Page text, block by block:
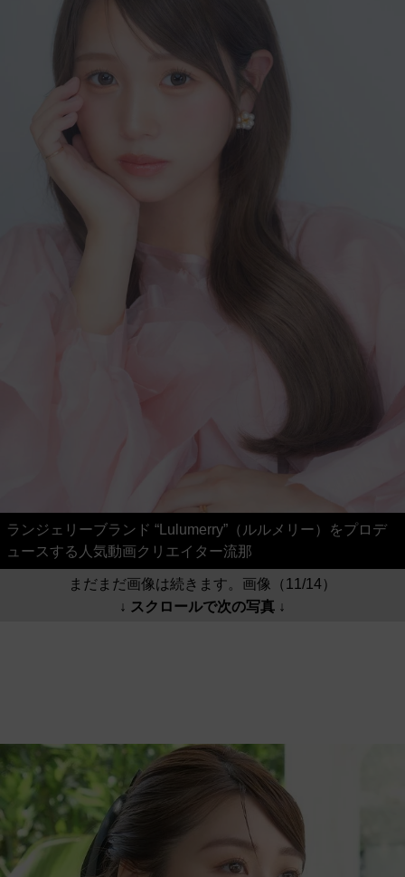
ランジェリーブランド “Lulumerry”（ルルメリー）をプロデ
ュースする人気動画クリエイター流那
まだまだ画像は続きます。画像（11/14）
↓ スクロールで次の写真 ↓